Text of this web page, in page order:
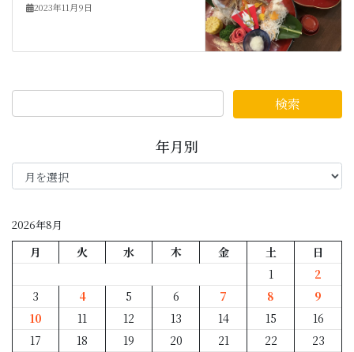
2023年11月9日
年月別
年
月
2026年8月
月 火 水 木 金 土
日
1
2
3
4 5 6 7 8
9
10
11 12 13 14 15
16
17
18 19 20 21 22
23